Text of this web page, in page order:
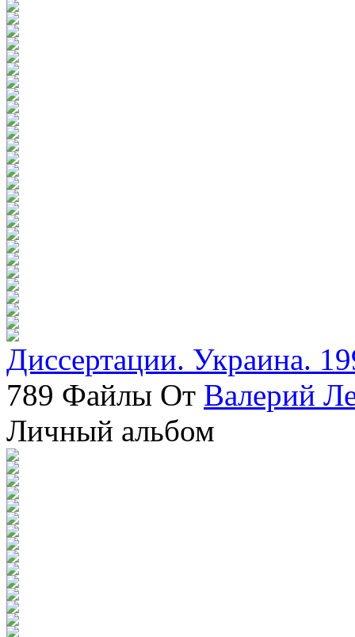
Диссертации. Украина.
789 Файлы От Валерий
Личный альбом